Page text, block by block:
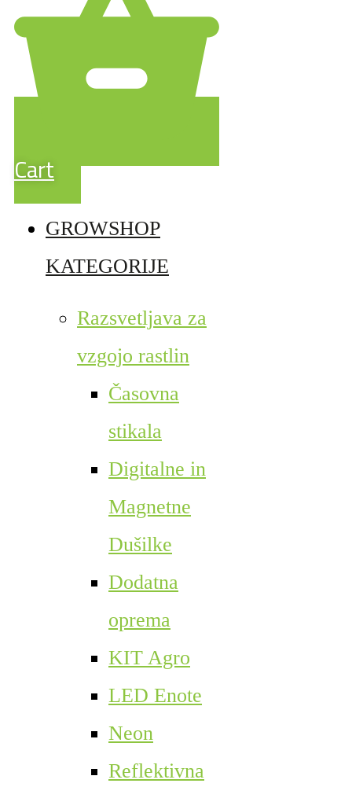
Cart
GROWSHOP
KATEGORIJE
Razsvetljava za
vzgojo rastlin
Časovna
stikala
Digitalne in
Magnetne
Dušilke
Dodatna
oprema
KIT Agro
LED Enote
Neon
Reflektivna